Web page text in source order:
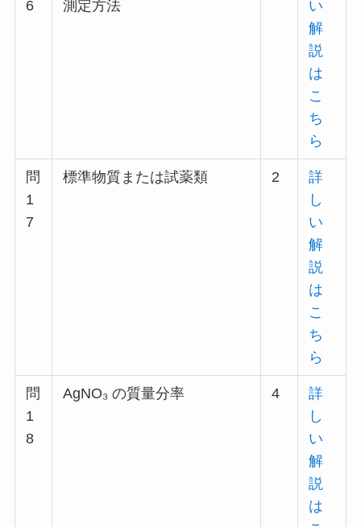
6 測定方法
い
解
説
は
こ
ち
ら
問
1
7
標準物質または試薬類 2
詳
し
い
解
説
は
こ
ち
ら
問
1
8
AgNO₃ の質量分率 4
詳
し
い
解
説
は